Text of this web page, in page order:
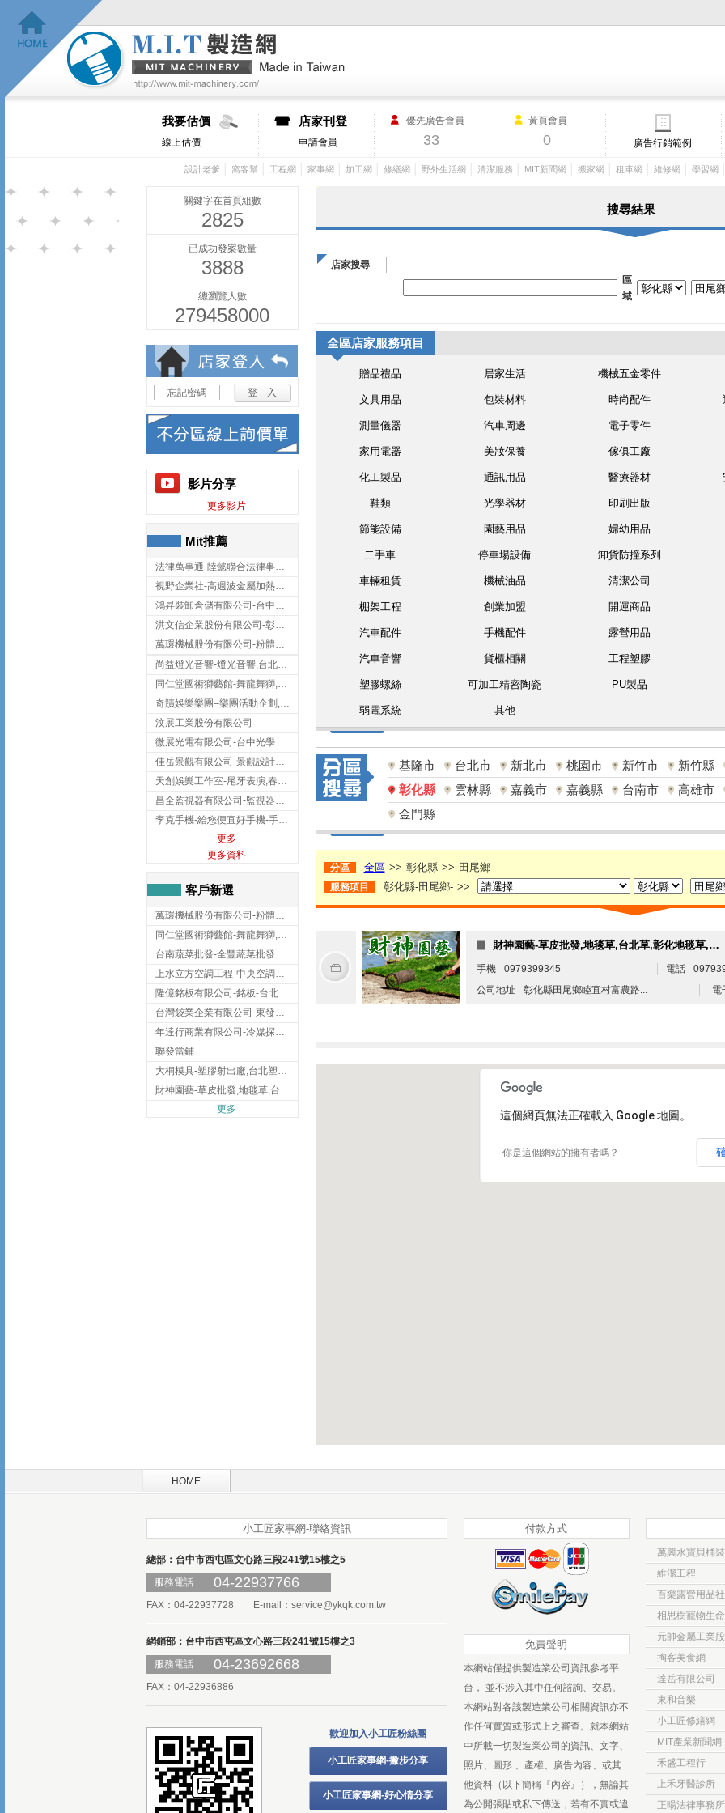
我要估價
線上估價
店家刊登
申請會員
優先廣告會員
33
黃頁會員
0 廣告行銷範例
設計老爹 窩客幫 工程網 家事網 加工網 修繕網 野外生活網 清潔服務 MIT新聞網 搬家網 租車網 維修網 學習網
關鍵字在首頁組數
2825
已成功發案數量
3888
總瀏覽人數
279458000
忘記密碼
影片分享
更多影片
Mit推薦
法律萬事通-陸懿聯合法律事務所
視野企業社-高週波金屬加熱設備,彰化高週波金屬加熱設備
鴻昇裝卸倉儲有限公司-台中貨櫃裝卸
洪文信企業股份有限公司-彰化鋅合金鑄造,彰化五金加工,彰化五金配件
萬環機械股份有限公司-粉體塗裝設備,輸送機,輸送機設備,台南輸送機
尚益燈光音響-燈光音響,台北燈光音響,台北燈光音響出租
同仁堂國術獅藝館-舞龍舞獅,台中舞龍舞獅
奇蹟娛樂樂團–樂團活動企劃,台中樂團表演,台中婚禮樂團
汶展工業股份有限公司
微展光電有限公司-台中光學鍍膜,optical filter taiwan,台灣光學鍍膜
佳岳景觀有限公司-景觀設計公司,台北景觀設計,台北景觀工程,中山區景觀設計
天創娛樂工作室-尾牙表演,春酒表演,板橋尾牙表演
昌全監視器有限公司-監視器安裝,高雄監視器安裝,鳳山區監視器安裝
李克手機-給您便宜好手機-手機收購,屏東手機收購
更多
更多資料
客戶新選
萬環機械股份有限公司-粉體塗裝設備,輸送機,輸送機設備,台南輸送機
同仁堂國術獅藝館-舞龍舞獅,台中舞龍舞獅
台南蔬菜批發-全豐蔬菜批發專送/台南蔬菜箱宅配到府
上水立方空調工程-中央空調規劃,台北中央空調規劃
隆億銘板有限公司-銘板-台北銘板-板橋銘板
台灣袋業企業有限公司-東發企業社/台中太空袋/太空包
年達行商業有限公司-冷媒探漏儀,壓力錶組,真空泵浦,台北冷凍空調材料
聯發當鋪
大桐模具-塑膠射出廠,台北塑膠射出廠
財神園藝-草皮批發,地毯草,台北草,彰化地毯草,彰化台北草
更多
搜尋結果
店家搜尋
區
域
全區店家服務項目
贈品禮品 居家生活 機械五金零件
文具用品 包裝材料 時尚配件
測量儀器 汽車周邊 電子零件
家用電器 美妝保養 傢俱工廠
化工製品 通訊用品 醫療器材
鞋類 光學器材 印刷出版
節能設備 園藝用品 婦幼用品
二手車 停車場設備 卸貨防撞系列
車輛租賃 機械油品 清潔公司
棚架工程 創業加盟 開運商品
汽車配件 手機配件 露營用品
汽車音響 貨櫃相關 工程塑膠
塑膠螺絲 可加工精密陶瓷 PU製品
弱電系統 其他
基隆市 台北市 新北市 桃園市 新竹市
新竹縣
彰化縣
雲林縣 嘉義市 嘉義縣 台南市
高雄市
金門縣
分區 全區 >> 彰化縣 >> 田尾鄉
服務項目 彰化縣-田尾鄉- >>
財神園藝-草皮批發,地毯草,台北草,彰化地毯草,彰化台北草
手機 0979399345 電話
公司地址
彰化縣田尾鄉睦宜村富農路... 電
這個網頁無法正確載入 Google 地圖。
你是這個網站的擁有者嗎？
HOME
小工匠家事網-聯絡資訊
總部：台中市西屯區文心路三段241號15樓之5
服務電話
04-22937766
FAX：04-22937728 E-mail： service@ykqk.com.tw
網銷部：台中市西屯區文心路三段241號15樓之3
服務電話
04-23692668
FAX：04-22936886
歡迎加入小工匠粉絲團
小工匠家事網-撇步分享
小工匠家事網-好心情分享
付款方式
免責聲明
本網站僅提供製造業公司資訊參考平
台， 並不涉入其中任何諮詢、交易。
本網站對各該製造業公司相關資訊亦不
作任何實質或形式上之審查。就本網站
中所載一切製造業公司的資訊、文字、
照片、圖形 、產權、廣告內容、或其
他資料（以下簡稱『內容』），無論其
為公開張貼或私下傳送，若有不實或違
萬興水寶貝桶
維潔工程
百樂露營用品社
相思樹寵物生
元帥金屬工業
掏客美食網
達岳有限公司
東和音樂
小工匠修繕網
MIT產業新聞網
禾盛工程行
上禾牙醫診所
正暘法律事務所